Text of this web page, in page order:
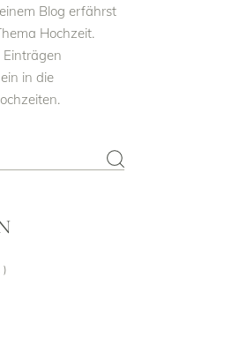
Blog erfährst
Hochzeit.
Einträgen
in die